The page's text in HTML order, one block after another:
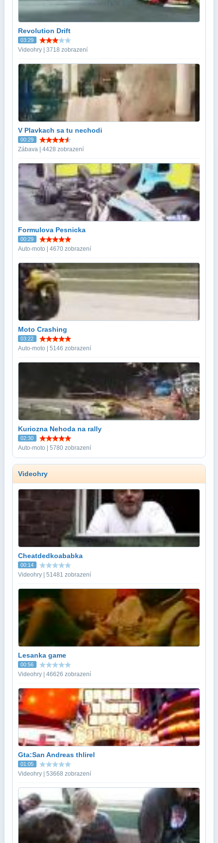
Revolution Drift
03:29
Videohry | 3718 zobrazení
V Plavkach sa tu nechodi
00:29
Zábava | 4428 zobrazení
Formulova Pesnicka
00:29
Auto-moto | 4670 zobrazení
Moto Crashing
03:22
Auto-moto | 5146 zobrazení
Kuriozna Nehoda na rally
02:30
Auto-moto | 5780 zobrazení
Videohry
Cheatdedkoababka
00:14
Videohry | 51481 zobrazení
Lesanka game
00:56
Videohry | 46626 zobrazení
Gta:San Andreas thlirel
01:05
Videohry | 53668 zobrazení